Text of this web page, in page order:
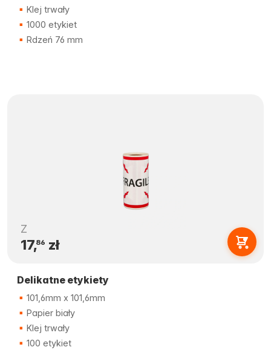
Klej trwały
1000 etykiet
Rdzeń 76 mm
Z
17,86 zł
Delikatne etykiety
101,6mm x 101,6mm
Papier biały
Klej trwały
100 etykiet